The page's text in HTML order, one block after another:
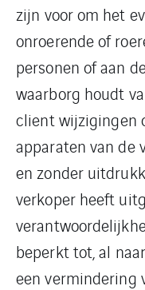
zijn voor om het
onroerende of
personen of aan
waarborg houdt
client wijzigingen
apparaten van de
en zonder
verkoper heeft
beperkt tot, al
een vermindering